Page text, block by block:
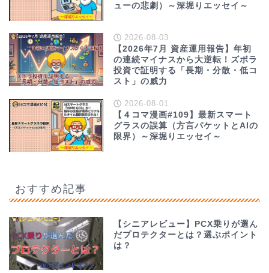
ューの悲劇）～深堀りエッセイ～
2026-08-03
【2026年7月 資産運用報告】年初
の連続マイナスから大逆転！ズボラ
投資で証明する「長期・分散・低コ
スト」の威力
2026-08-01
【４コマ漫画#109】最新スマート
グラスの誤算（方言パケットとAIの
限界）～深堀りエッセイ～
おすすめ記事
【シニアレビュー】PCX乗りが選ん
だプロテクターとは？選ぶポイント
は？